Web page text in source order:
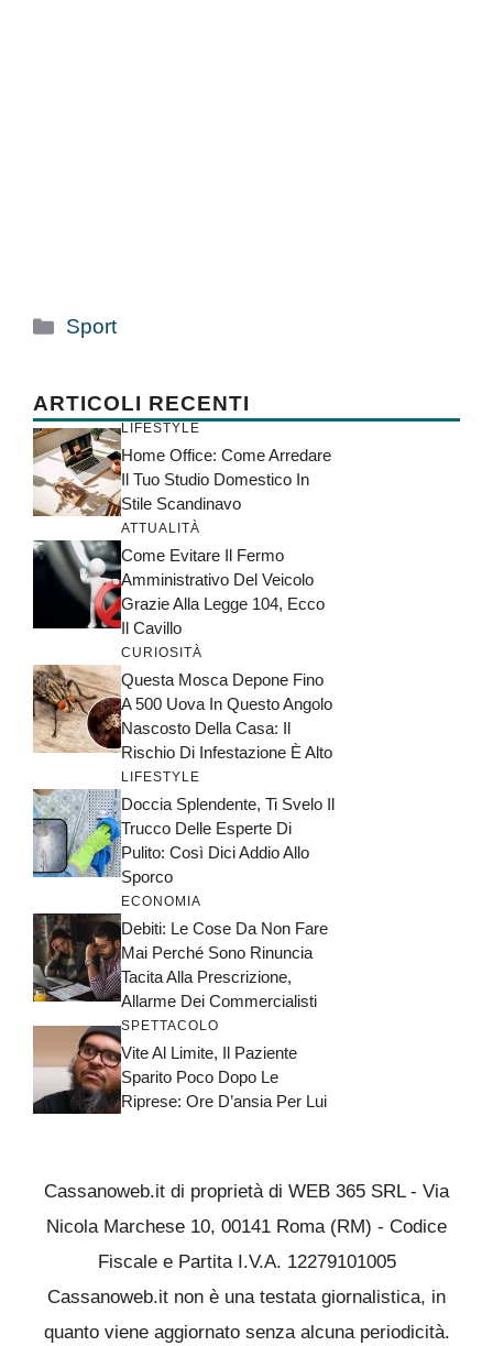
Categorie
Sport
ARTICOLI RECENTI
LIFESTYLE
Home Office: Come Arredare
Il Tuo Studio Domestico In
Stile Scandinavo
ATTUALITÀ
Come Evitare Il Fermo
Amministrativo Del Veicolo
Grazie Alla Legge 104, Ecco
Il Cavillo
CURIOSITÀ
Questa Mosca Depone Fino
A 500 Uova In Questo Angolo
Nascosto Della Casa: Il
Rischio Di Infestazione È Alto
LIFESTYLE
Doccia Splendente, Ti Svelo Il
Trucco Delle Esperte Di
Pulito: Così Dici Addio Allo
Sporco
ECONOMIA
Debiti: Le Cose Da Non Fare
Mai Perché Sono Rinuncia
Tacita Alla Prescrizione,
Allarme Dei Commercialisti
SPETTACOLO
Vite Al Limite, Il Paziente
Sparito Poco Dopo Le
Riprese: Ore D’ansia Per Lui
Cassanoweb.it di proprietà di WEB 365 SRL - Via
Nicola Marchese 10, 00141 Roma (RM) - Codice
Fiscale e Partita I.V.A. 12279101005
Cassanoweb.it non è una testata giornalistica, in
quanto viene aggiornato senza alcuna periodicità.